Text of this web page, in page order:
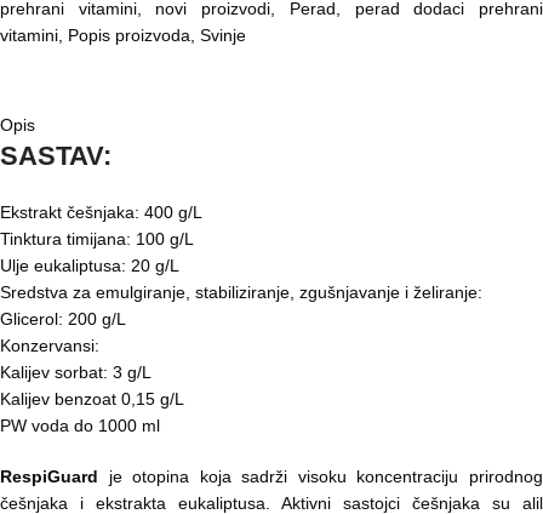
prehrani vitamini, novi proizvodi Perad
perad dodaci prehrani
vitamini Popis proizvoda Svinje
Opis
SASTAV:
Ekstrakt češnjaka: 400 g/L
Tinktura timijana: 100 g/L
Ulje eukaliptusa: 20 g/L
Sredstva za emulgiranje, stabiliziranje, zgušnjavanje i želiranje:
Glicerol: 200 g/L
Konzervansi:
Kalijev sorbat: 3 g/L
Kalijev benzoat 0,15 g/L
PW voda do 1000 ml
RespiGuard je otopina koja sadrži visoku koncentraciju prirodnog
češnjaka i ekstrakta eukaliptusa. Aktivni sastojci češnjaka su alil